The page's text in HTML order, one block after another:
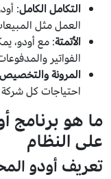
التكامل الكامل:
العمل مثل
الأتمتة: مع أودو،
الفواتير
المرونة والتخصيص
احتياجات كل
ما هو برنامج
على النظام
تعريف أودو